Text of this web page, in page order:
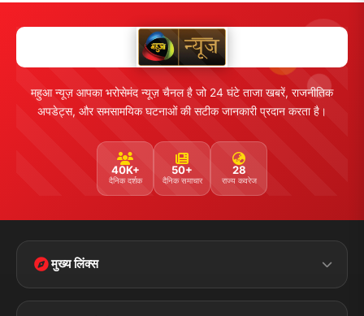
महुआ न्यूज़ आपका भरोसेमंद न्यूज़ चैनल है जो 24 घंटे ताजा खबरें, राजनीतिक
अपडेट्स, और समसामयिक घटनाओं की सटीक जानकारी प्रदान करता है।
40K+
दैनिक दर्शक
50+
दैनिक समाचार
28
राज्य कवरेज
मुख्य लिंक्स